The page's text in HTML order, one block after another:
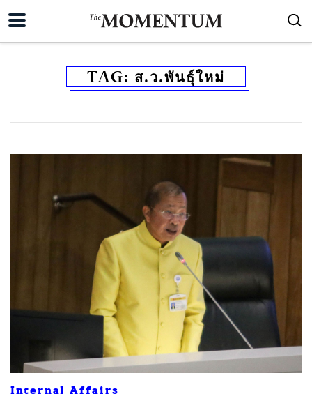
TAG: ส.ว.พันธุ์ใหม่
Internal Affairs
SHARE TWEET LINE EMAIL